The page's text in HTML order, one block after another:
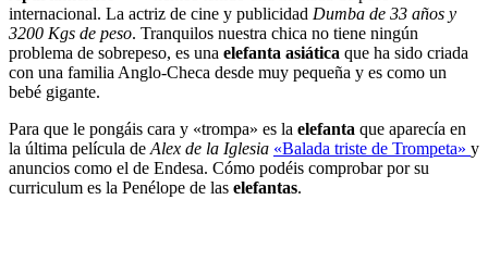
internacional. La actriz de cine y publicidad Dumba de 33 años y
3200 Kgs de peso. Tranquilos nuestra chica no tiene ningún
problema de sobrepeso, es una elefanta asiática que ha sido criada
con una familia Anglo-Checa desde muy pequeña y es como un
bebé gigante.
Para que le pongáis cara y «trompa» es la elefanta que aparecía en
la última película de Alex de la Iglesia «Balada triste de Trompeta» y
anuncios como el de Endesa. Cómo podéis comprobar por su
curriculum es la Penélope de las elefantas.